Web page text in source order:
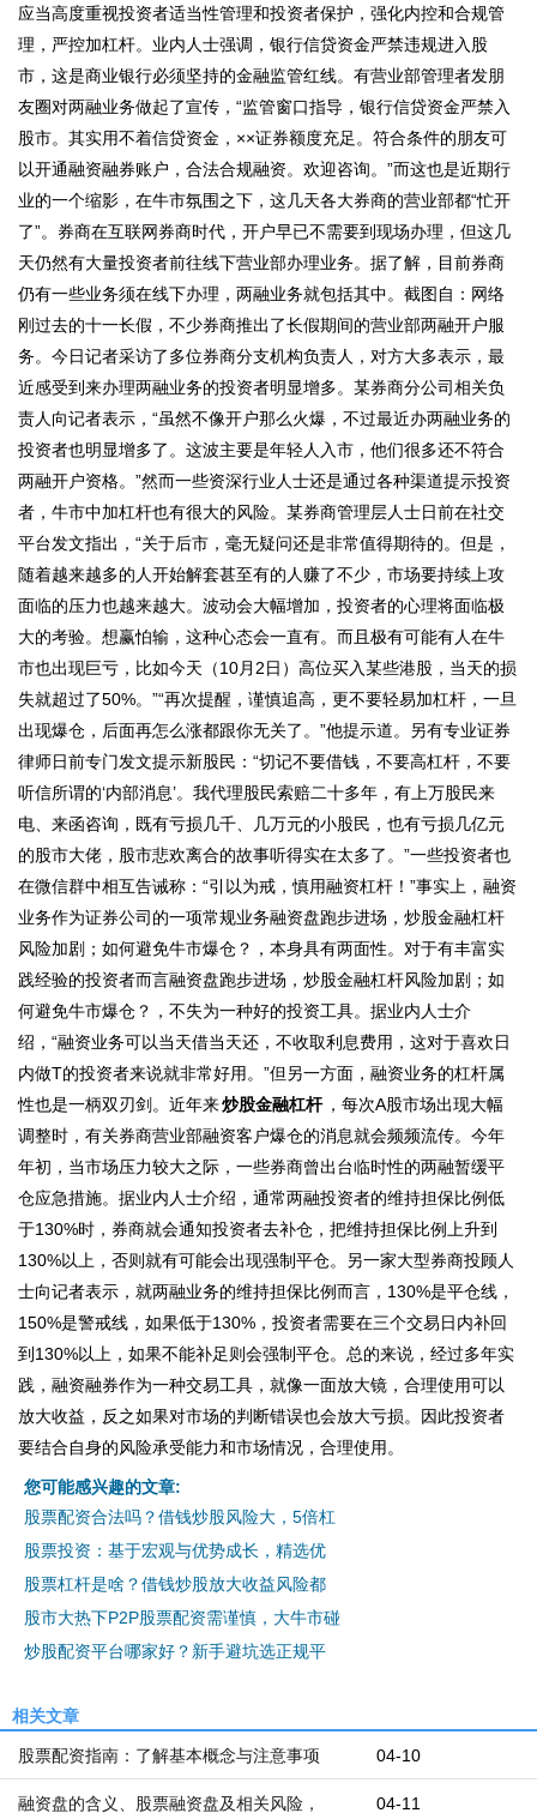
应当高度重视投资者适当性管理和投资者保护，强化内控和合规管
理，严控加杠杆。业内人士强调，银行信贷资金严禁违规进入股
市，这是商业银行必须坚持的金融监管红线。有营业部管理者发朋
友圈对两融业务做起了宣传，“监管窗口指导，银行信贷资金严禁入
股市。其实用不着信贷资金，××证券额度充足。符合条件的朋友可
以开通融资融券账户，合法合规融资。欢迎咨询。”而这也是近期行
业的一个缩影，在牛市氛围之下，这几天各大券商的营业部都“忙开
了”。券商在互联网券商时代，开户早已不需要到现场办理，但这几
天仍然有大量投资者前往线下营业部办理业务。据了解，目前券商
仍有一些业务须在线下办理，两融业务就包括其中。截图自：网络
刚过去的十一长假，不少券商推出了长假期间的营业部两融开户服
务。今日记者采访了多位券商分支机构负责人，对方大多表示，最
近感受到来办理两融业务的投资者明显增多。某券商分公司相关负
责人向记者表示，“虽然不像开户那么火爆，不过最近办两融业务的
投资者也明显增多了。这波主要是年轻人入市，他们很多还不符合
两融开户资格。”然而一些资深行业人士还是通过各种渠道提示投资
者，牛市中加杠杆也有很大的风险。某券商管理层人士日前在社交
平台发文指出，“关于后市，毫无疑问还是非常值得期待的。但是，
随着越来越多的人开始解套甚至有的人赚了不少，市场要持续上攻
面临的压力也越来越大。波动会大幅增加，投资者的心理将面临极
大的考验。想赢怕输，这种心态会一直有。而且极有可能有人在牛
市也出现巨亏，比如今天（10月2日）高位买入某些港股，当天的损
失就超过了50%。”“再次提醒，谨慎追高，更不要轻易加杠杆，一旦
出现爆仓，后面再怎么涨都跟你无关了。”他提示道。另有专业证券
律师日前专门发文提示新股民：“切记不要借钱，不要高杠杆，不要
听信所谓的‘内部消息’。我代理股民索赔二十多年，有上万股民来
电、来函咨询，既有亏损几千、几万元的小股民，也有亏损几亿元
的股市大佬，股市悲欢离合的故事听得实在太多了。”一些投资者也
在微信群中相互告诫称：“引以为戒，慎用融资杠杆！”事实上，融资
业务作为证券公司的一项常规业务融资盘跑步进场，炒股金融杠杆
风险加剧；如何避免牛市爆仓？，本身具有两面性。对于有丰富实
践经验的投资者而言融资盘跑步进场，炒股金融杠杆风险加剧；如
何避免牛市爆仓？，不失为一种好的投资工具。据业内人士介
绍，“融资业务可以当天借当天还，不收取利息费用，这对于喜欢日
内做T的投资者来说就非常好用。”但另一方面，融资业务的杠杆属
性也是一柄双刃剑。近年来炒股金融杠杆 ，每次A股市场出现大幅
调整时，有关券商营业部融资客户爆仓的消息就会频频流传。今年
年初，当市场压力较大之际，一些券商曾出台临时性的两融暂缓平
仓应急措施。据业内人士介绍，通常两融投资者的维持担保比例低
于130%时，券商就会通知投资者去补仓，把维持担保比例上升到
130%以上，否则就有可能会出现强制平仓。另一家大型券商投顾人
士向记者表示，就两融业务的维持担保比例而言，130%是平仓线，
150%是警戒线，如果低于130%，投资者需要在三个交易日内补回
到130%以上，如果不能补足则会强制平仓。总的来说，经过多年实
践，融资融券作为一种交易工具，就像一面放大镜，合理使用可以
放大收益，反之如果对市场的判断错误也会放大亏损。因此投资者
要结合自身的风险承受能力和市场情况，合理使用。
您可能感兴趣的文章:
股票配资合法吗？借钱炒股风险大，5倍杠
股票投资：基于宏观与优势成长，精选优
股票杠杆是啥？借钱炒股放大收益风险都
股市大热下P2P股票配资需谨慎，大牛市碰
炒股配资平台哪家好？新手避坑选正规平
相关文章
04-10
股票配资指南：了解基本概念与注意事项
04-11
融资盘的含义、股票融资盘及相关风险，